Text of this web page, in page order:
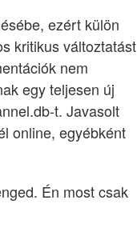
ezért külön
kritikus változtatást
nem
egy teljesen új
t. Javasolt
online, egyébként
Én most csak